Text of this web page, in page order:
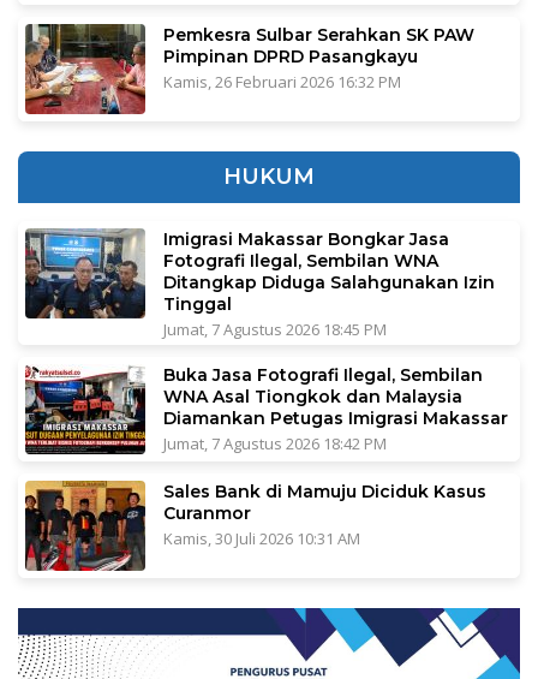
Pemkesra Sulbar Serahkan SK PAW
Pimpinan DPRD Pasangkayu
Kamis, 26 Februari 2026 16:32 PM
HUKUM
Imigrasi Makassar Bongkar Jasa
Fotografi Ilegal, Sembilan WNA
Ditangkap Diduga Salahgunakan Izin
Tinggal
Jumat, 7 Agustus 2026 18:45 PM
Buka Jasa Fotografi Ilegal, Sembilan
WNA Asal Tiongkok dan Malaysia
Diamankan Petugas Imigrasi Makassar
Jumat, 7 Agustus 2026 18:42 PM
Sales Bank di Mamuju Diciduk Kasus
Curanmor
Kamis, 30 Juli 2026 10:31 AM